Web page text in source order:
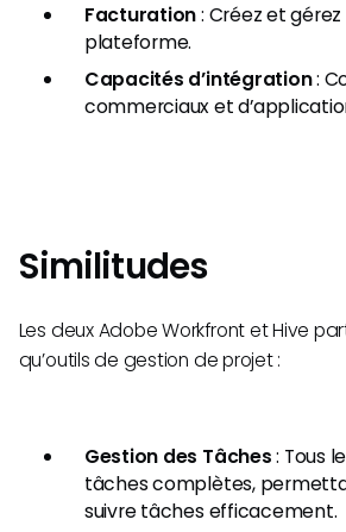
Facturation: Créez et
plateforme.
Capacités d’intégration:
commerciaux et
Similitudes
Les deux Adobe Workfront et Hive
qu’outils de gestion de projet :
Gestion des Tâches: Tous
tâches complètes,
suivre tâches efficacement.